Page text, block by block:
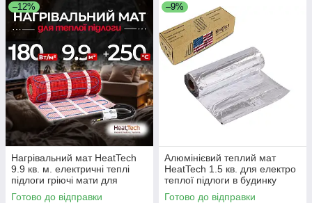
–12%
Нагрівальний мат HeatTech
9.9 кв. м. електричні теплі
підлоги гріючі мати для
підлоги
Готово до відправки
–9%
Алюмінієвий теплий мат
HeatTech 1.5 кв. для електро
теплої підлоги в будинку
алюмінієві нагрівальні мати
Готово до відправки